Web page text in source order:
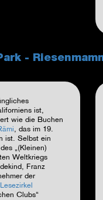
-
ist,
wie die Buchen
, das im 19.
ist. Selbst ein
„(Kleinen)
Weltkriegs
Franz
der
Lesezirkel
Clubs“